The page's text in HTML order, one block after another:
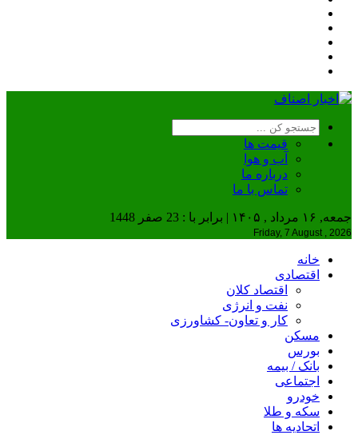
قیمت ها
آب و هوا
درباره ما
تماس با ما
جمعه, ۱۶ مرداد , ۱۴۰۵ | برابر با : 23 صفر 1448
Friday, 7 August , 2026
خانه
اقتصادی
اقتصاد کلان
نفت و انرژی
کار و تعاون- کشاورزی
مسکن
بورس
بانک / بیمه
اجتماعی
خودرو
سکه و طلا
اتحادیه ها